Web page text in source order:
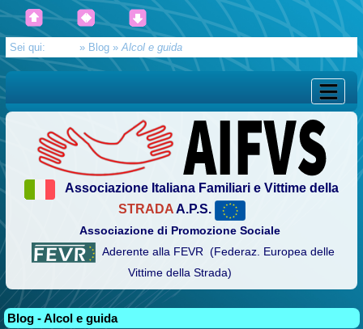
Sei qui: » Blog »Alcol e guida
Associazione Italiana Familiari e Vittime della
STRADAA.P.S.
Associazione di Promozione Sociale
Aderente alla FEVR (Federaz. Europea delle
Vittime della Strada)
Blog - Alcol e guida